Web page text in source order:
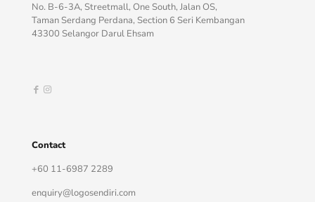
No. B-6-3A, Streetmall, One South, Jalan OS,
Taman Serdang Perdana, Section 6 Seri Kembangan
43300 Selangor Darul Ehsam
Contact
+60 11-6987 2289
enquiry@logosendiri.com